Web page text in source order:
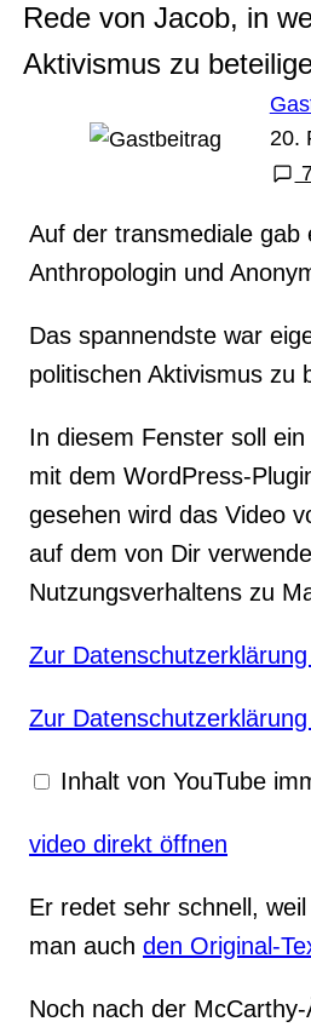
Rede von Jacob, in
Aktivismus zu
20.
Auf der transmediale gab
Anthropologin und
Das spannendste war
politischen Aktivismus zu
Inhalt
von
YouTube
anzeigen
In diesem Fenster soll
mit dem WordPress-
gesehen wird das Video
auf dem von Dir
Nutzungsverhaltens zu
Zur
Zur
Inhalt von YouTube
video direkt öffnen
Er redet sehr schnell,
man auch den Original-
Noch nach der